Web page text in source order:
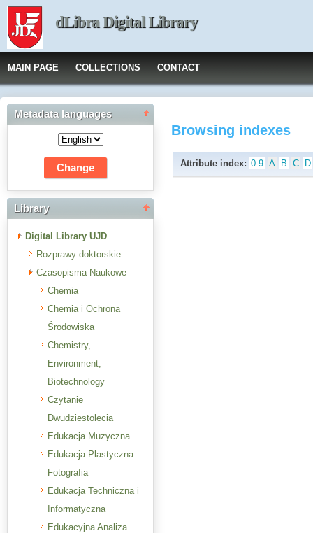
dLibra Digital Library
MAIN PAGE COLLECTIONS CONTACT
Metadata languages
Library
Digital Library UJD
Rozprawy doktorskie
Czasopisma Naukowe
Chemia
Chemia i Ochrona
Środowiska
Chemistry,
Environment,
Biotechnology
Czytanie
Dwudziestolecia
Edukacja Muzyczna
Edukacja Plastyczna:
Fotografia
Edukacja Techniczna i
Informatyczna
Edukacyjna Analiza
Browsing indexes
Attribute index: 0-9 A B C D